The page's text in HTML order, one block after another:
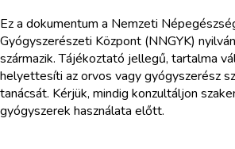
Ez a dokumentum a Nemzeti
Gyógyszerészeti Központ (NNGYK)
származik. Tájékoztató jellegű, tartalma
helyettesíti az orvos vagy gyógyszerész
tanácsát. Kérjük, mindig konzultáljon
gyógyszerek használata előtt.